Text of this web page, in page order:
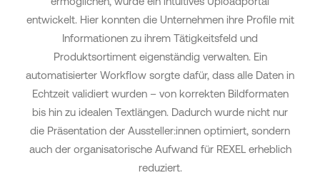
entwickelt. Hier konnten die Unternehmen ihre Profile mit
Informationen zu ihrem Tätigkeitsfeld und
Produktsortiment eigenständig verwalten. Ein
automatisierter Workflow sorgte dafür, dass alle Daten in
Echtzeit validiert wurden – von korrekten Bildformaten
bis hin zu idealen Textlängen. Dadurch wurde nicht nur
die Präsentation der Aussteller:innen optimiert, sondern
auch der organisatorische Aufwand für REXEL erheblich
reduziert.